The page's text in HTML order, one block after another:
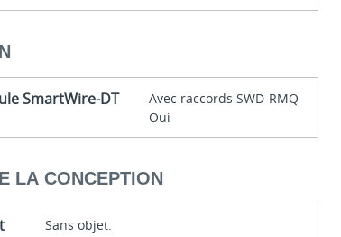
SmartWire-DT
Avec raccords SWD-RMQ
Oui
LA CONCEPTION
Sans objet.